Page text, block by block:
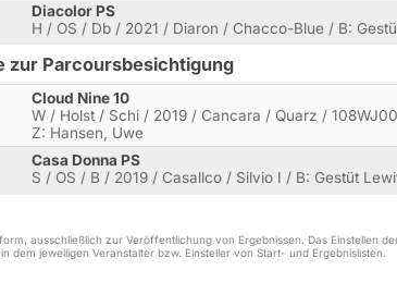
Diacolor PS
H / OS / Db / 2021 / Diaron / Chacco-Blue / B:
zur Parcoursbesichtigung
Cloud Nine 10
W / Holst / Schi / 2019 / Cancara / Quarz /
Z: Hansen, Uwe
Casa Donna PS
S / OS / B / 2019 / Casallco / Silvio I / B: Gestüt
ausschließlich zur Veröffentlichung von Ergebnissen. Das Einstellen
dem jeweiligen Veranstalter bzw. Einsteller von Start- und Ergebnislisten.